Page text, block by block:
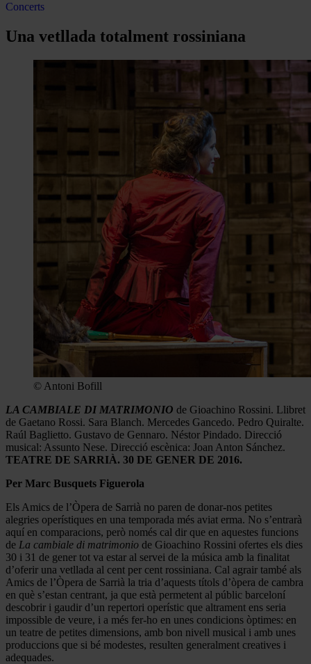
Concerts
Una vetllada totalment rossiniana
© Antoni Bofill
LA CAMBIALE DI MATRIMONIO de Gioachino Rossini. Llibret
de Gaetano Rossi. Sara Blanch. Mercedes Gancedo. Pedro Quiralte.
Raúl Baglietto. Gustavo de Gennaro. Néstor Pindado. Direcció
musical: Assunto Nese. Direcció escènica: Joan Anton Sánchez.
TEATRE DE SARRIÀ. 30 DE GENER DE 2016.
Per Marc Busquets Figuerola
Els Amics de l’Òpera de Sarrià no paren de donar-nos petites
alegries operístiques en una temporada més aviat erma. No s’entrarà
aquí en comparacions, però només cal dir que en aquestes funcions
de La cambiale di matrimonio de Gioachino Rossini ofertes els dies
30 i 31 de gener tot va estar al servei de la música amb la finalitat
d’oferir una vetllada al cent per cent rossiniana. Cal agrair també als
Amics de l’Òpera de Sarrià la tria d’aquests títols d’òpera de cambra
en què s’estan centrant, ja que està permetent al públic barceloní
descobrir i gaudir d’un repertori operístic que altrament ens seria
impossible de veure, i a més fer-ho en unes condicions òptimes: en
un teatre de petites dimensions, amb bon nivell musical i amb unes
produccions que si bé modestes, resulten generalment creatives i
adequades.